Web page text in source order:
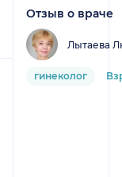
Отзыв о враче
Лытаева
гинеколог